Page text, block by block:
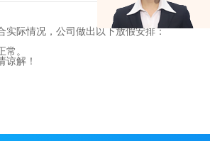
际情况，公司做出以下放假安排：
。
解！